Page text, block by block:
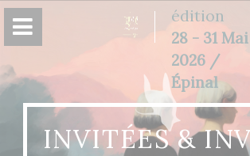
édition
28 - 31 Mai
2026 /
Épinal
INVITÉES &
Panneau de gestion des cookies